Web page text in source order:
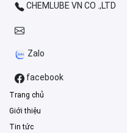
CHEMLUBE VN CO .,LTD
Zalo
facebook
Trang chủ
Giới thiệu
Tin tức